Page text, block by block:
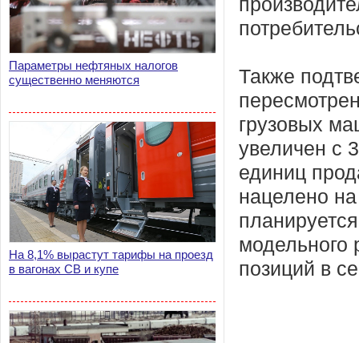
Параметры нефтяных налогов
существенно меняются
На 8,1% вырастут тарифы на проезд
в вагонах СВ и купе
Также
грузовых
увеличен с
единиц
нацелено
модельного
позиций в